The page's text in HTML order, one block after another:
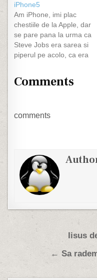
exceleaza, si nici pe
departe nu am vrut sa se
ajunga la ceva ca aici.
(cititi comentariile) Nu am
vrut sa se…
iPhone5
Am iPhone, imi plac
chestiile de la Apple, dar
se pare pana la urma ca
Steve Jobs era sarea si
piperul pe acolo, ca era
iPhone5, asta dupa ce
cum era si logic trebuia…
Comments
comments
Post
Iisus
← Sa